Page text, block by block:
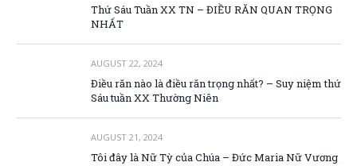
Thứ Sáu Tuần XX TN – ĐIỀU RĂN QUAN TRỌNG
NHẤT
AUGUST 22, 2024
Điều răn nào là điều răn trọng nhất? – Suy niệm thứ
Sáu tuần XX Thường Niên
AUGUST 21, 2024
Tôi đây là Nữ Tỳ của Chúa – Đức Maria Nữ Vương